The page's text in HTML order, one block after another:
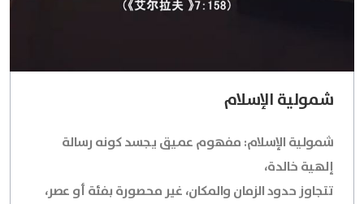
شمولية الإسلام
شمولية الإسلام: مفهوم عميق يجسد كونه رسالة
إلهية خالدة،
تتجاوز حدود الزمان والمكان، غير محصورة بفئة أو عصر،